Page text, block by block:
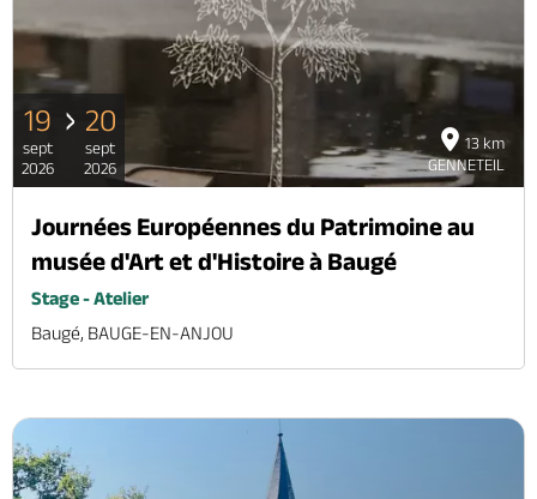
13 km
GENNETEIL
19
sept
2026
20
sept
2026
Journées Européennes du Patrimoine au
musée d'Art et d'Histoire à Baugé
Stage - Atelier
Baugé, BAUGE-EN-ANJOU